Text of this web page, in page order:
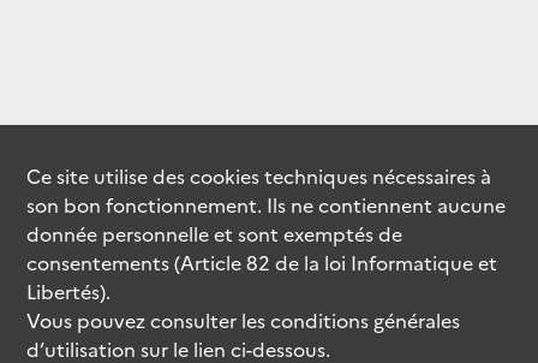
Ce site utilise descookiestechniques nécessaires à
son bon fonctionnement. Ils ne contiennent aucune
donnée personnelle et sont exemptés de
consentements (Article 82 de la loi Informatique et
Libertés).
Vous pouvez consulter les conditions générales
d’utilisation sur le lien ci-dessous.